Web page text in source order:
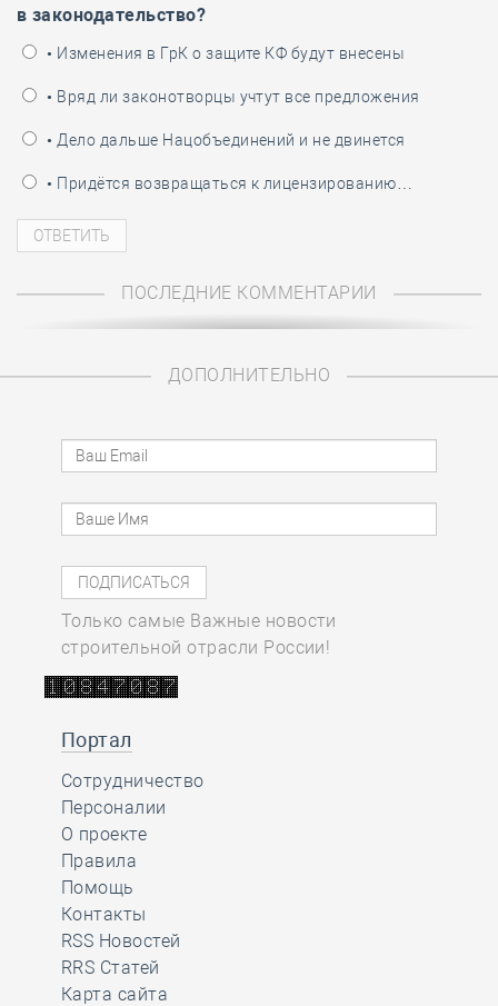
в законодательство?
• Изменения в ГрК о защите КФ будут внесены
• Вряд ли законотворцы учтут все предложения
• Дело дальше Нацобъединений и не двинется
• Придётся возвращаться к лицензированию…
ПОСЛЕДНИЕ КОММЕНТАРИИ
ДОПОЛНИТЕЛЬНО
Только самые Важные новости
строительной отрасли России!
Портал
Сотрудничество
Персоналии
О проекте
Правила
Помощь
Контакты
RSS Новостей
RRS Статей
Карта сайта